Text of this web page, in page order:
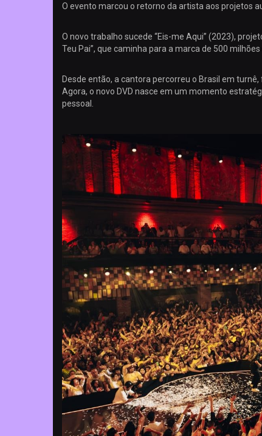
O evento marcou o retorno da artista aos projetos
O novo trabalho sucede “Eis-me Aqui” (2023),
Teu Pai”, que caminha para a marca de 500 milhões
Desde então, a cantora percorreu o Brasil em
Agora, o novo DVD nasce em um momento
pessoal.